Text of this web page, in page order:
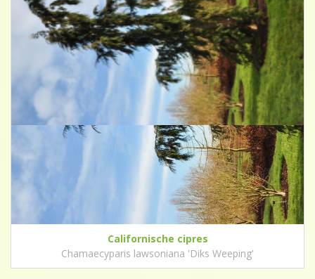
Californische cipres
Chamaecyparis lawsoniana 'Diks Weeping'